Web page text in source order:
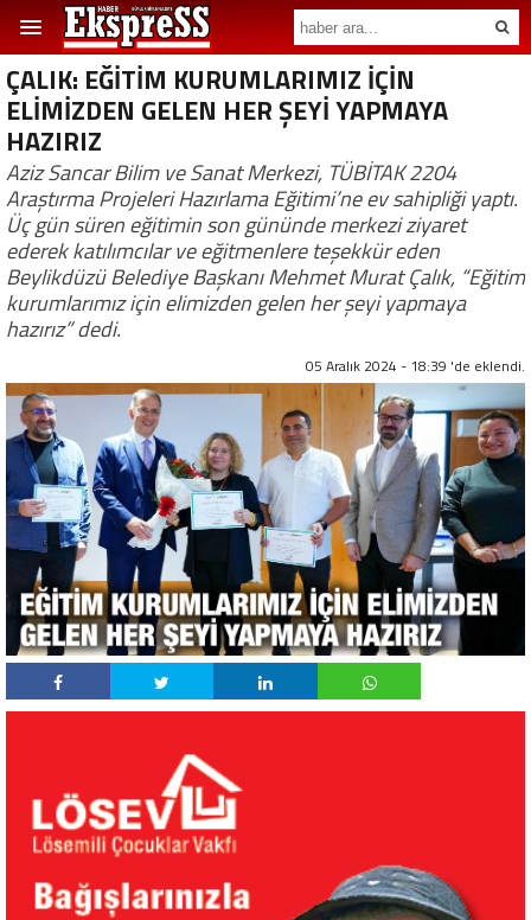
ÇALIK: EĞİTİM KURUMLARIMIZ İÇİN
ELİMİZDEN GELEN HER ŞEYİ YAPMAYA
HAZIRIZ
Aziz Sancar Bilim ve Sanat Merkezi, TÜBİTAK 2204
Araştırma Projeleri Hazırlama Eğitimi’ne ev sahipliği yaptı.
Üç gün süren eğitimin son gününde merkezi ziyaret
ederek katılımcılar ve eğitmenlere teşekkür eden
Beylikdüzü Belediye Başkanı Mehmet Murat Çalık, “Eğitim
kurumlarımız için elimizden gelen her şeyi yapmaya
hazırız” dedi.
05 Aralık 2024 - 18:39 'de eklendi.